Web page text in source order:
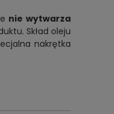
nie wytwarza
Skład oleju
nakrętka